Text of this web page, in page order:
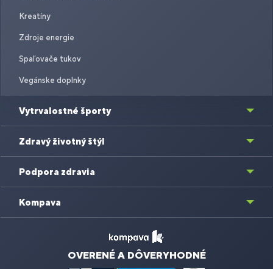
Kreatíny
Zdroje energie
Spaľovače tukov
Vegánske doplnky
Vytrvalostné športy
Zdravý životný štýl
Podpora zdravia
Kompava
OVERENÉ A DÔVERYHODNÉ